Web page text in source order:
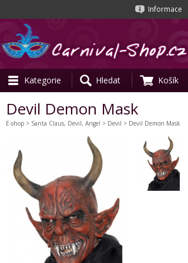
Informace
Kategorie Hledat Košík
Devil Demon Mask
E-shop > Santa Claus, Devil, Angel > Devil > Devil Demon Mask